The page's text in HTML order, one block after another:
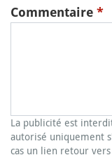
Commentaire *
La publicité est
autorisé uniquement
cas un lien retour